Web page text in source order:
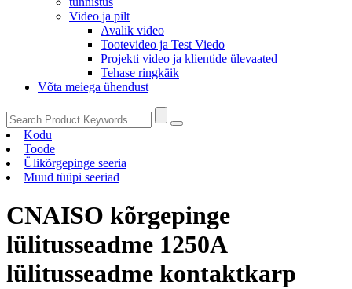
Video ja pilt
Avalik video
Tootevideo ja Test Viedo
Projekti video ja klientide ülevaated
Tehase ringkäik
Võta meiega ühendust
Kodu
Toode
Ülikõrgepinge seeria
Muud tüüpi seeriad
CNAISO kõrgepinge
lülitusseadme 1250A
lülitusseadme kontaktkarp